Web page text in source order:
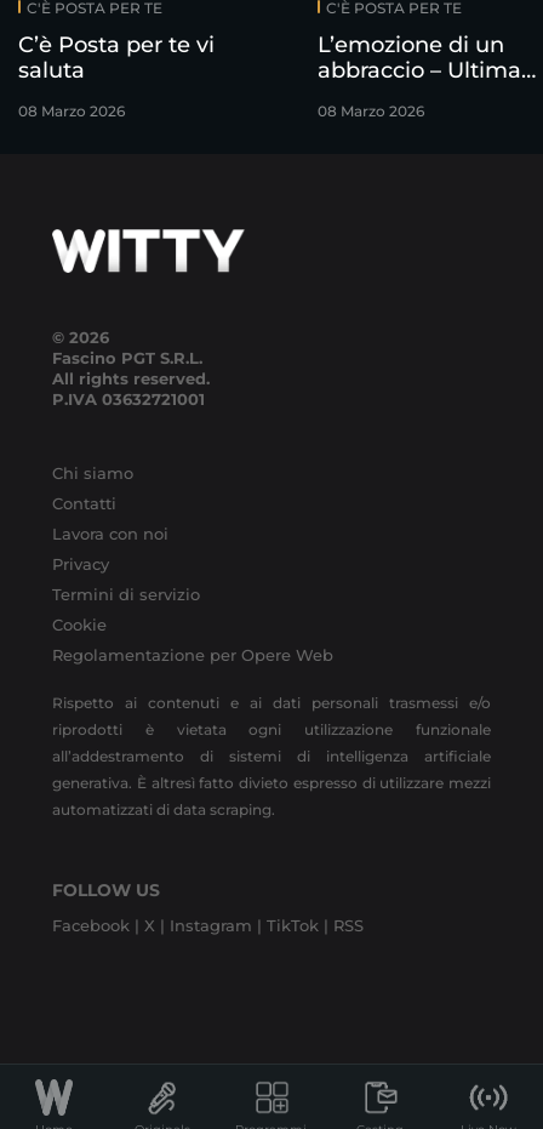
C'È POSTA PER TE
C’è Posta per te vi
saluta
08 Marzo 2026
C'È POSTA PER TE
L’emozione di un
abbraccio – Ultima
08 Marzo 2026
© 2026
Fascino PGT S.R.L.
All rights reserved.
P.IVA 03632721001
Chi siamo
Contatti
Lavora con noi
Privacy
Termini di servizio
Cookie
Regolamentazione per Opere Web
Rispetto ai contenuti e ai dati personali trasmessi e/o
riprodotti è vietata ogni utilizzazione funzionale
all’addestramento di sistemi di intelligenza artificiale
generativa. È altresì fatto divieto espresso di utilizzare mezzi
automatizzati di data scraping.
FOLLOW US
Facebook | X | Instagram | TikTok | RSS